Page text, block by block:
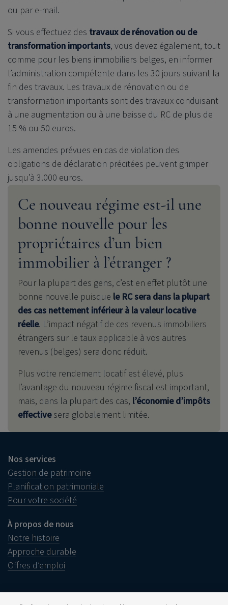
ou par e-mail.
Si vous effectuez des travaux de rénovation ou de
transformation importants, vous devez également, tout
comme pour les biens immobiliers belges, en informer
l’administration compétente dans les 30 jours suivant la
fin des travaux. Les travaux de rénovation ou de
transformation importants sont des travaux conduisant
à une augmentation ou à une baisse du RC de plus de
15 % ou 50 euros.
Les amendes prévues en cas de violation des
obligations de déclaration précitées peuvent grimper
jusqu’à 3.000 euros.
Ce nouveau régime est-il une
bonne nouvelle pour les
propriétaires d’un bien
immobilier à l’étranger ?
Pour la plupart des gens, c’est en effet plutôt une
bonne nouvelle puisque le RC sera dans la plupart
des cas nettement inférieur à la valeur locative
réelle. L’impact négatif de ces revenus immobiliers
étrangers sur le taux applicable à vos autres
revenus (belges) sera donc réduit.
Plus votre rendement locatif est élevé, plus
l’avantage du nouveau régime fiscal est important,
mais, dans la plupart des cas, l’économie d’impôts
effective sera globalement limitée.
Nos services
Gestion de patrimoine
Planification patrimoniale
Pour votre société
À propos de nous
Notre histoire
Approche durable
Offres d’emploi